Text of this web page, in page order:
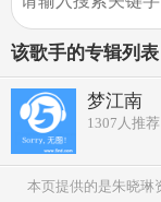
该歌手的专辑列表
梦江南
1307 人推荐
本页提供的是朱晓琳